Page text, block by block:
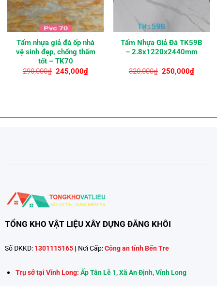
Tấm nhựa giả đá ốp nhà
vệ sinh đẹp, chống thấm
tốt – TK70
290,000₫ Giá
245,000₫Giá
Tấm Nhựa Giả Đá TK59B
– 2.8x1220x2440mm
320,000₫ Giá
250,000₫Giá
TỔNG KHO VẬT LIỆU XÂY DỰNG ĐĂNG KHÔI
Số ĐKKD: 1301115165 | Nơi Cấp: Công an tỉnh Bến Tre
Trụ sở tại Vĩnh Long: Ấp Tân Lễ 1, Xã An Định, Vĩnh Long